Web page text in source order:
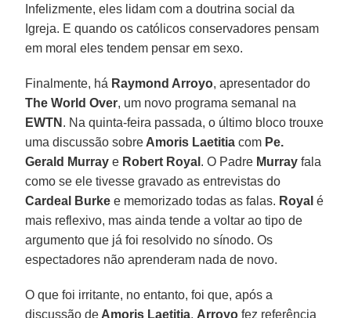
Infelizmente, eles lidam com a doutrina social da
Igreja. E quando os católicos conservadores pensam
em moral eles tendem pensar em sexo.
Finalmente, há Raymond Arroyo, apresentador do
The World Over, um novo programa semanal na
EWTN . Na quinta-feira passada, o último bloco trouxe
uma discussão sobre Amoris Laetitia com Pe.
Gerald Murray e Robert Royal . O Padre Murray fala
como se ele tivesse gravado as entrevistas do
Cardeal Burke e memorizado todas as falas. Royal é
mais reflexivo, mas ainda tende a voltar ao tipo de
argumento que já foi resolvido no sínodo. Os
espectadores não aprenderam nada de novo.
O que foi irritante, no entanto, foi que, após a
discussão de Amoris Laetitia, Arroyo fez referência